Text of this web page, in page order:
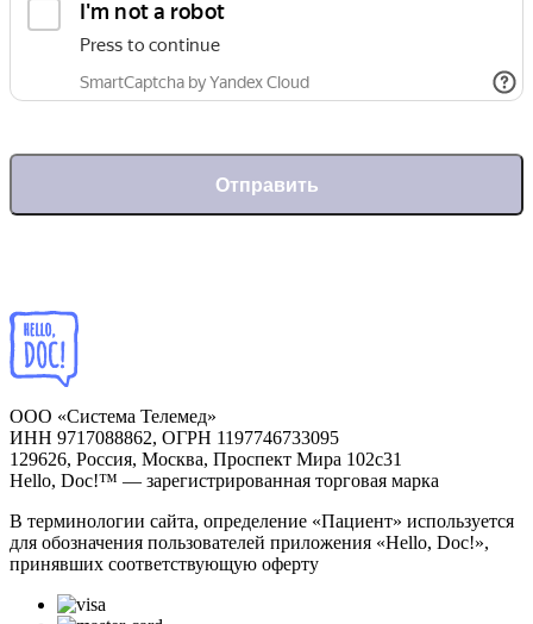
Отправить
ООО «Система Телемед»
ИНН 9717088862, ОГРН 1197746733095
129626, Россия, Москва, Проспект Мира 102с31
Hello, Doc!™ — зарегистрированная торговая марка
В терминологии сайта, определение «Пациент» используется
для обозначения пользователей приложения «Hello, Doc!»,
принявших соответствующую оферту